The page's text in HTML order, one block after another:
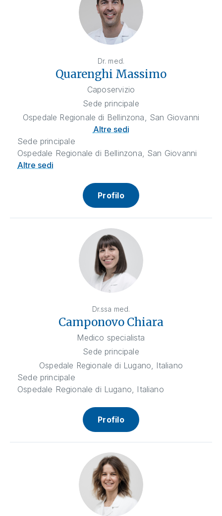
Dr. med.
Quarenghi Massimo
Caposervizio
Sede principale
Ospedale Regionale di Bellinzona, San Giovanni
Altre sedi
Sede principale
Ospedale Regionale di Bellinzona, San Giovanni
Altre sedi
Profilo
Dr.ssa med.
Camponovo Chiara
Medico specialista
Sede principale
Ospedale Regionale di Lugano, Italiano
Sede principale
Ospedale Regionale di Lugano, Italiano
Profilo